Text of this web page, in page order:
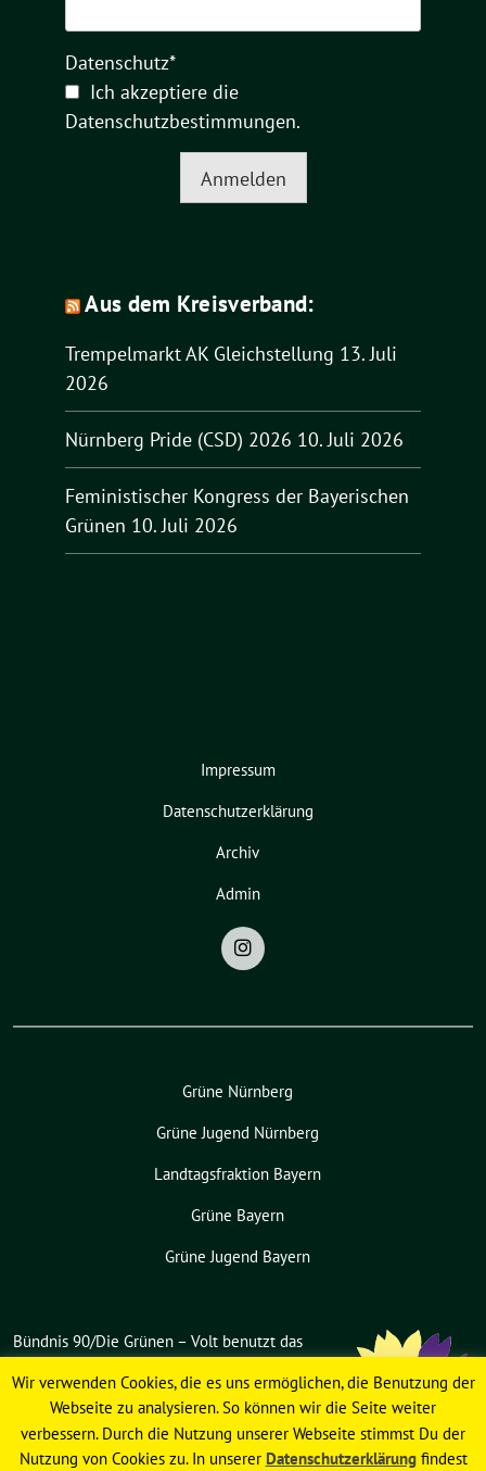
Datenschutz*
Ich akzeptiere die
Datenschutzbestimmungen.
Anmelden
Aus dem Kreisverband:
Trempelmarkt AK Gleichstellung 13. Juli
2026
Nürnberg Pride (CSD) 2026 10. Juli 2026
Feministischer Kongress der Bayerischen
Grünen 10. Juli 2026
Impressum
Datenschutzerklärung
Archiv
Admin
Grüne Nürnberg
Grüne Jugend Nürnberg
Landtagsfraktion Bayern
Grüne Bayern
Grüne Jugend Bayern
Bündnis 90/Die Grünen – Volt benutzt das
Angebot derverdigado eG.
Wir verwenden Cookies, die es uns ermöglichen, die Benutzung der
Webseite zu analysieren. So können wir die Seite weiter
verbessern. Durch die Nutzung unserer Webseite stimmst Du der
Nutzung von Cookies zu. In unserer Datenschutzerklärungfindest